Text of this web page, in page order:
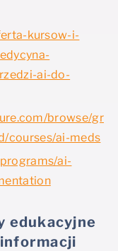
kursow-i-
ai-do-
browse/
courses/ai-meds
ai-
edukacyjne